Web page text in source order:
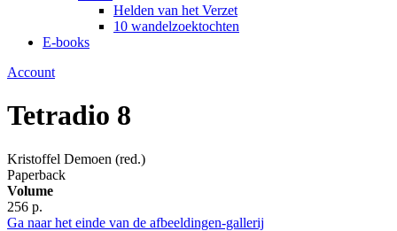
Helden van het Verzet
10 wandelzoektochten
E-books
Account
Tetradio 8
Kristoffel Demoen (red.)
Paperback
Volume
256 p.
Ga naar het einde van de afbeeldingen-gallerij